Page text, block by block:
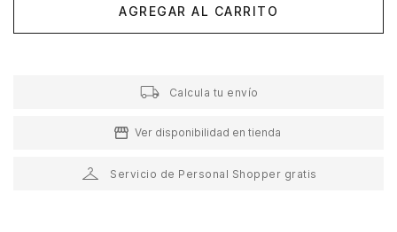
AGREGAR AL CARRITO
Calcula tu envío
Ver disponibilidad en tienda
Servicio de Personal Shopper gratis